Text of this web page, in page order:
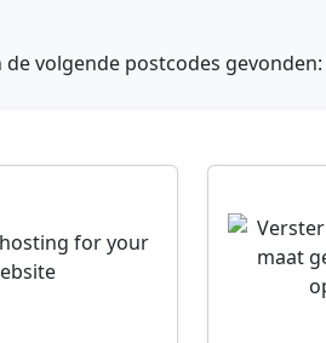
de volgende postcodes gevonden: